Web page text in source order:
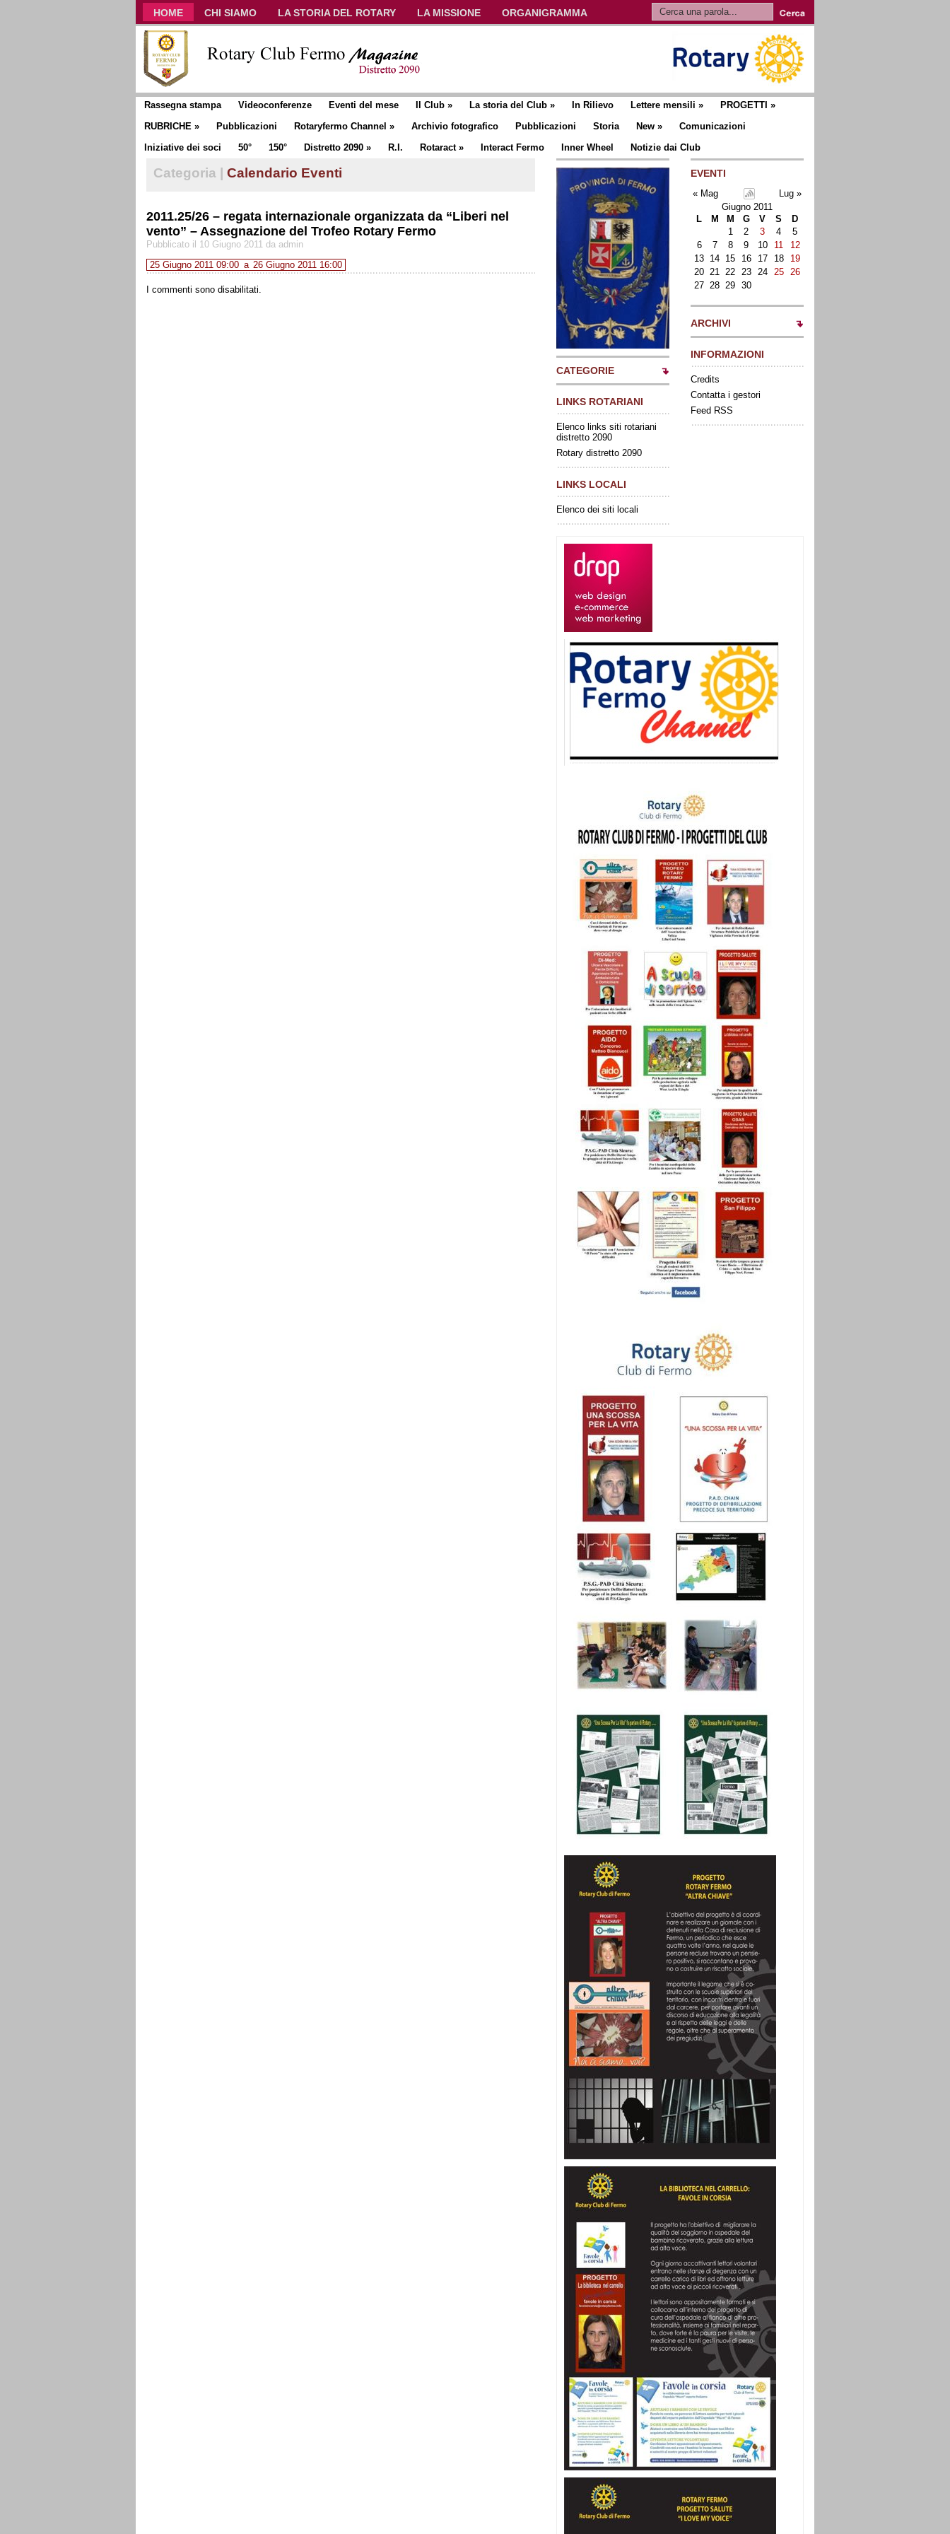
HOME CHI SIAMO LA STORIA DEL ROTARY LA MISSIONE
ORGANIGRAMMA
CLUB COMMUNICATOR
Rassegna stampa Videoconferenze Eventi del mese Il Club » La storia del Club » In Rilievo Lettere mensili » PROGETTI »
RUBRICHE » Pubblicazioni Rotaryfermo Channel » Archivio fotografico Pubblicazioni Storia New »
Comunicazioni
Iniziative dei soci
50° 150° Distretto 2090 » R.I. Rotaract» Interact Fermo Inner Wheel Notizie dai Club
Categoria | Calendario Eventi
2011.25/26 – regata internazionale organizzata da “Liberi nel
vento” – Assegnazione del Trofeo Rotary Fermo
Pubblicato il 10 Giugno 2011 da admin
25 Giugno 2011 09:00 a 26 Giugno 2011 16:00
I commenti sono disabilitati.
CATEGORIE
LINKS ROTARIANI
Elenco links siti rotariani
distretto 2090
Rotary distretto 2090
LINKS LOCALI
Elenco dei siti locali
EVENTI
« Mag
Lug »
Giugno 2011
L
M M G V S
D
1
2 3 4
5
6
7 8 9 10 11
12
13 14 15 16 17 18
19
20 21 22 23 24 25
26
27 28 29 30
ARCHIVI
INFORMAZIONI
Credits
Contatta i gestori
Feed RSS